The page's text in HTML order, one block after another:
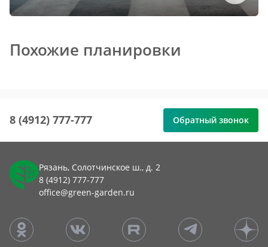
Похожие планировки
8 (4912) 777-777 Обратный звонок
Рязань, Солотчинское ш., д. 2
8 (4912) 777-777
office@green-garden.ru